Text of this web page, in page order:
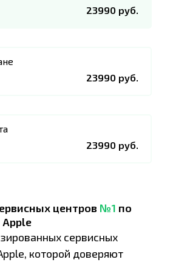
23990 руб.
23990 руб.
23990 руб.
центров №1 по
сервисных
которой доверяют